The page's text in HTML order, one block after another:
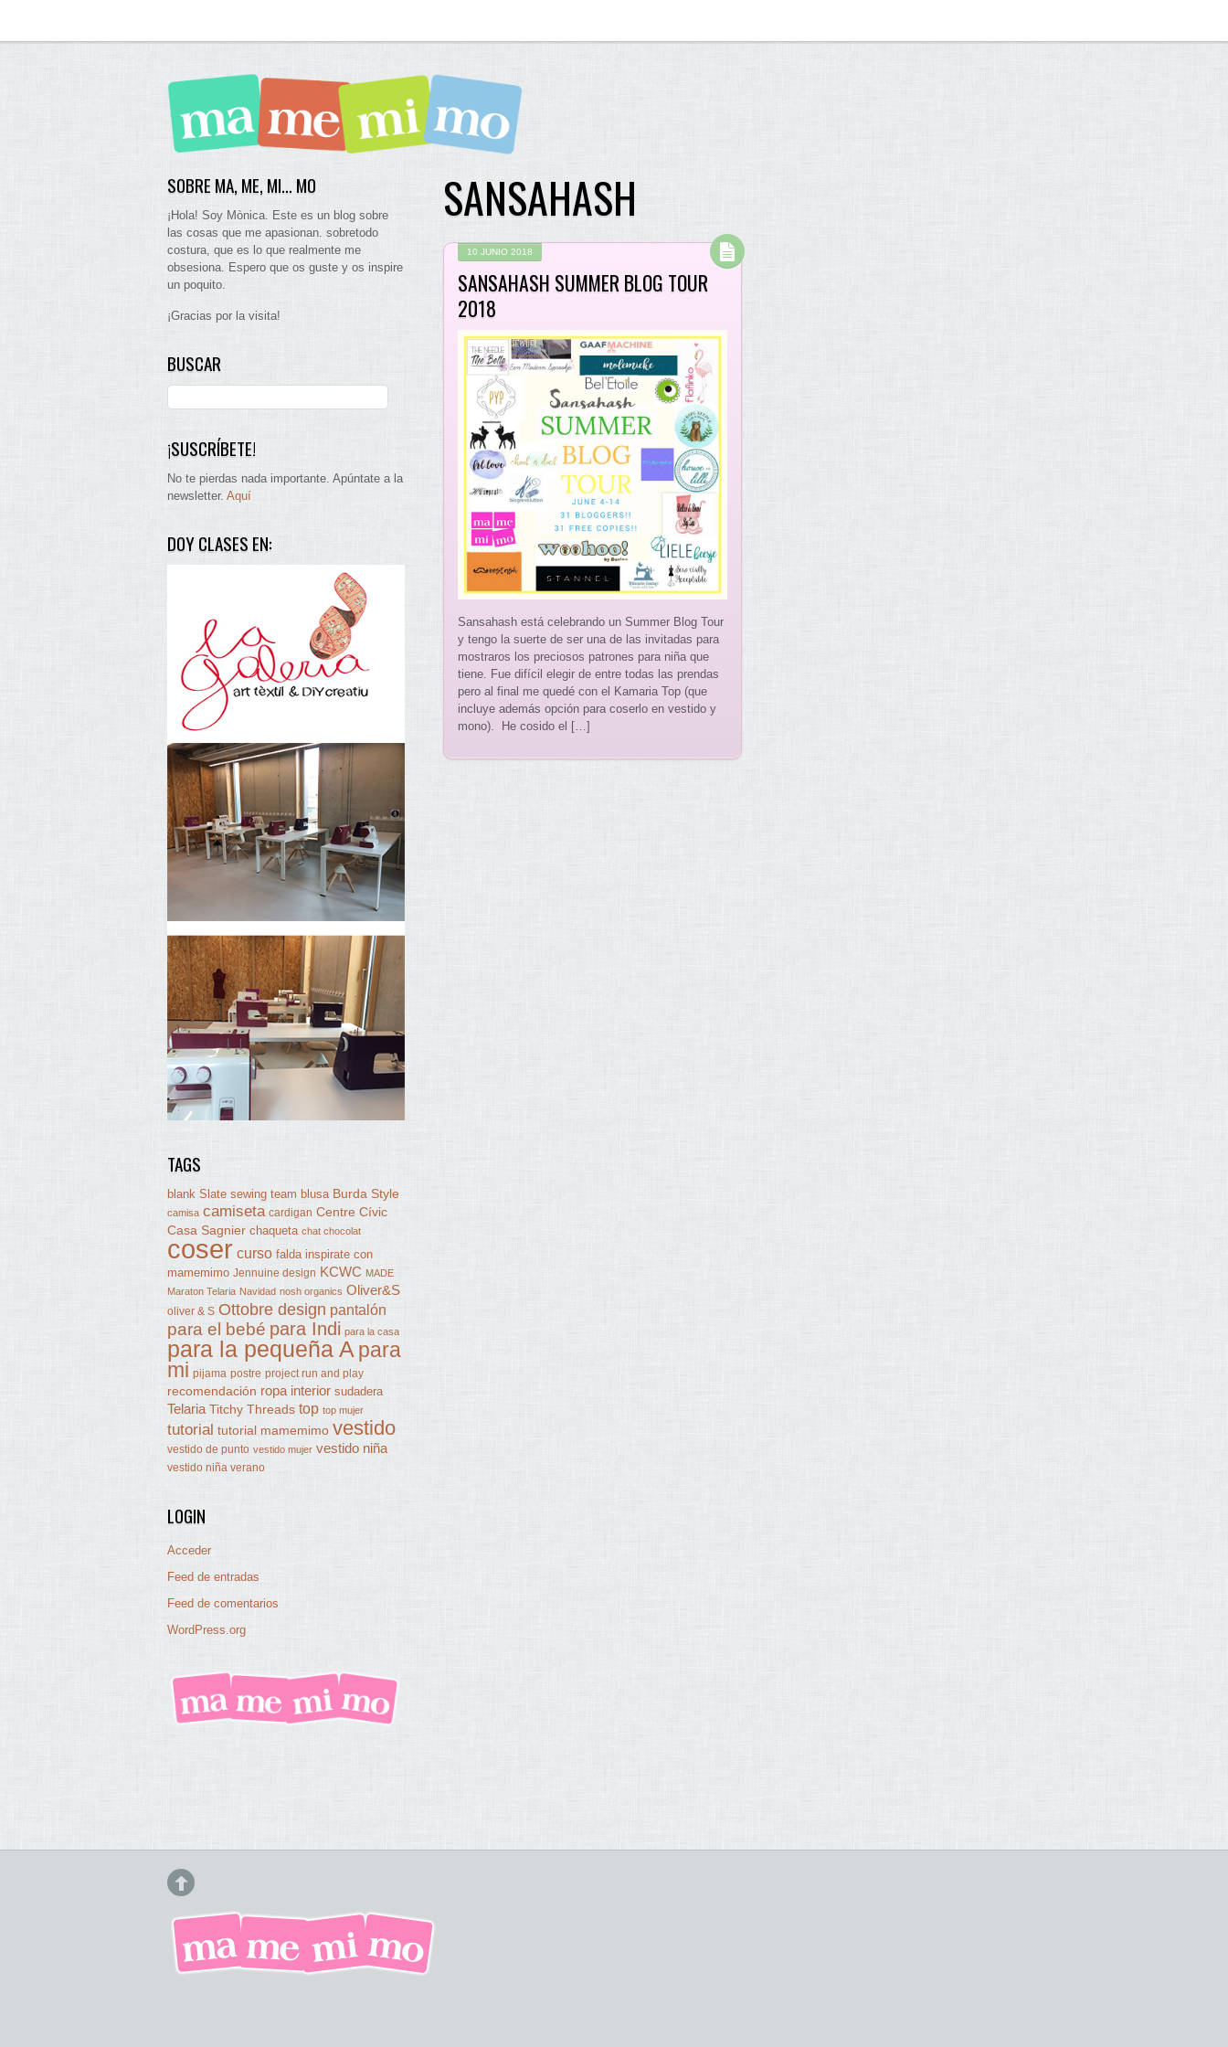
SANSAHASH
10 JUNIO 2018
SANSAHASH SUMMER BLOG TOUR
2018
Sansahash está celebrando un Summer Blog Tour
y tengo la suerte de ser una de las invitadas para
mostraros los preciosos patrones para niña que
tiene. Fue difícil elegir de entre todas las prendas
pero al final me quedé con el Kamaria Top (que
incluye además opción para coserlo en vestido y
mono). He cosido el […]
SOBRE MA, ME, MI… MO
¡Hola! Soy Mònica. Este es un blog sobre
las cosas que me apasionan. sobretodo
costura, que es lo que realmente me
obsesiona. Espero que os guste y os inspire
un poquito.
¡Gracias por la visita!
BUSCAR
¡SUSCRÍBETE!
No te pierdas nada importante. Apúntate a la
newsletter. Aquí
DOY CLASES EN:
TAGS
blank Slate sewing team blusa Burda Style
camisa camiseta cardigan Centre Cívic
Casa Sagnier chaqueta chat chocolat
coser curso falda inspirate con
mamemimo Jennuine design KCWC MADE
Maraton Telaria Navidad nosh organics Oliver&S
oliver & S Ottobre design pantalón
para el bebé para Indi para la casa
para la pequeña A para
mi pijama postre project run and play
recomendación ropa interior sudadera
Telaria Titchy Threads top top mujer
tutorial tutorial mamemimo vestido
vestido de punto vestido mujer vestido niña
vestido niña verano
LOGIN
Acceder
Feed de entradas
Feed de comentarios
WordPress.org